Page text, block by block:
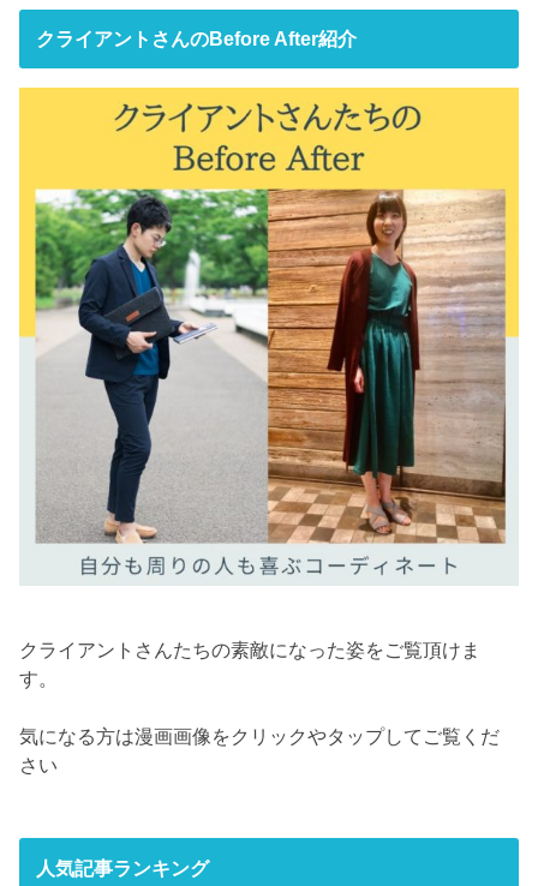
クライアントさんのBefore After紹介
クライアントさんたちの素敵になった姿をご覧頂けま
す。
気になる方は漫画画像をクリックやタップしてご覧くだ
さい
人気記事ランキング